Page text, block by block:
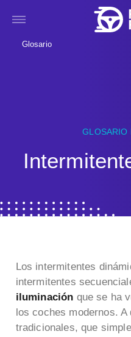
Glosario
GLOSARIO
Los intermitentes
intermitentes
iluminación que se ha
los coches modernos.
tradicionales, que